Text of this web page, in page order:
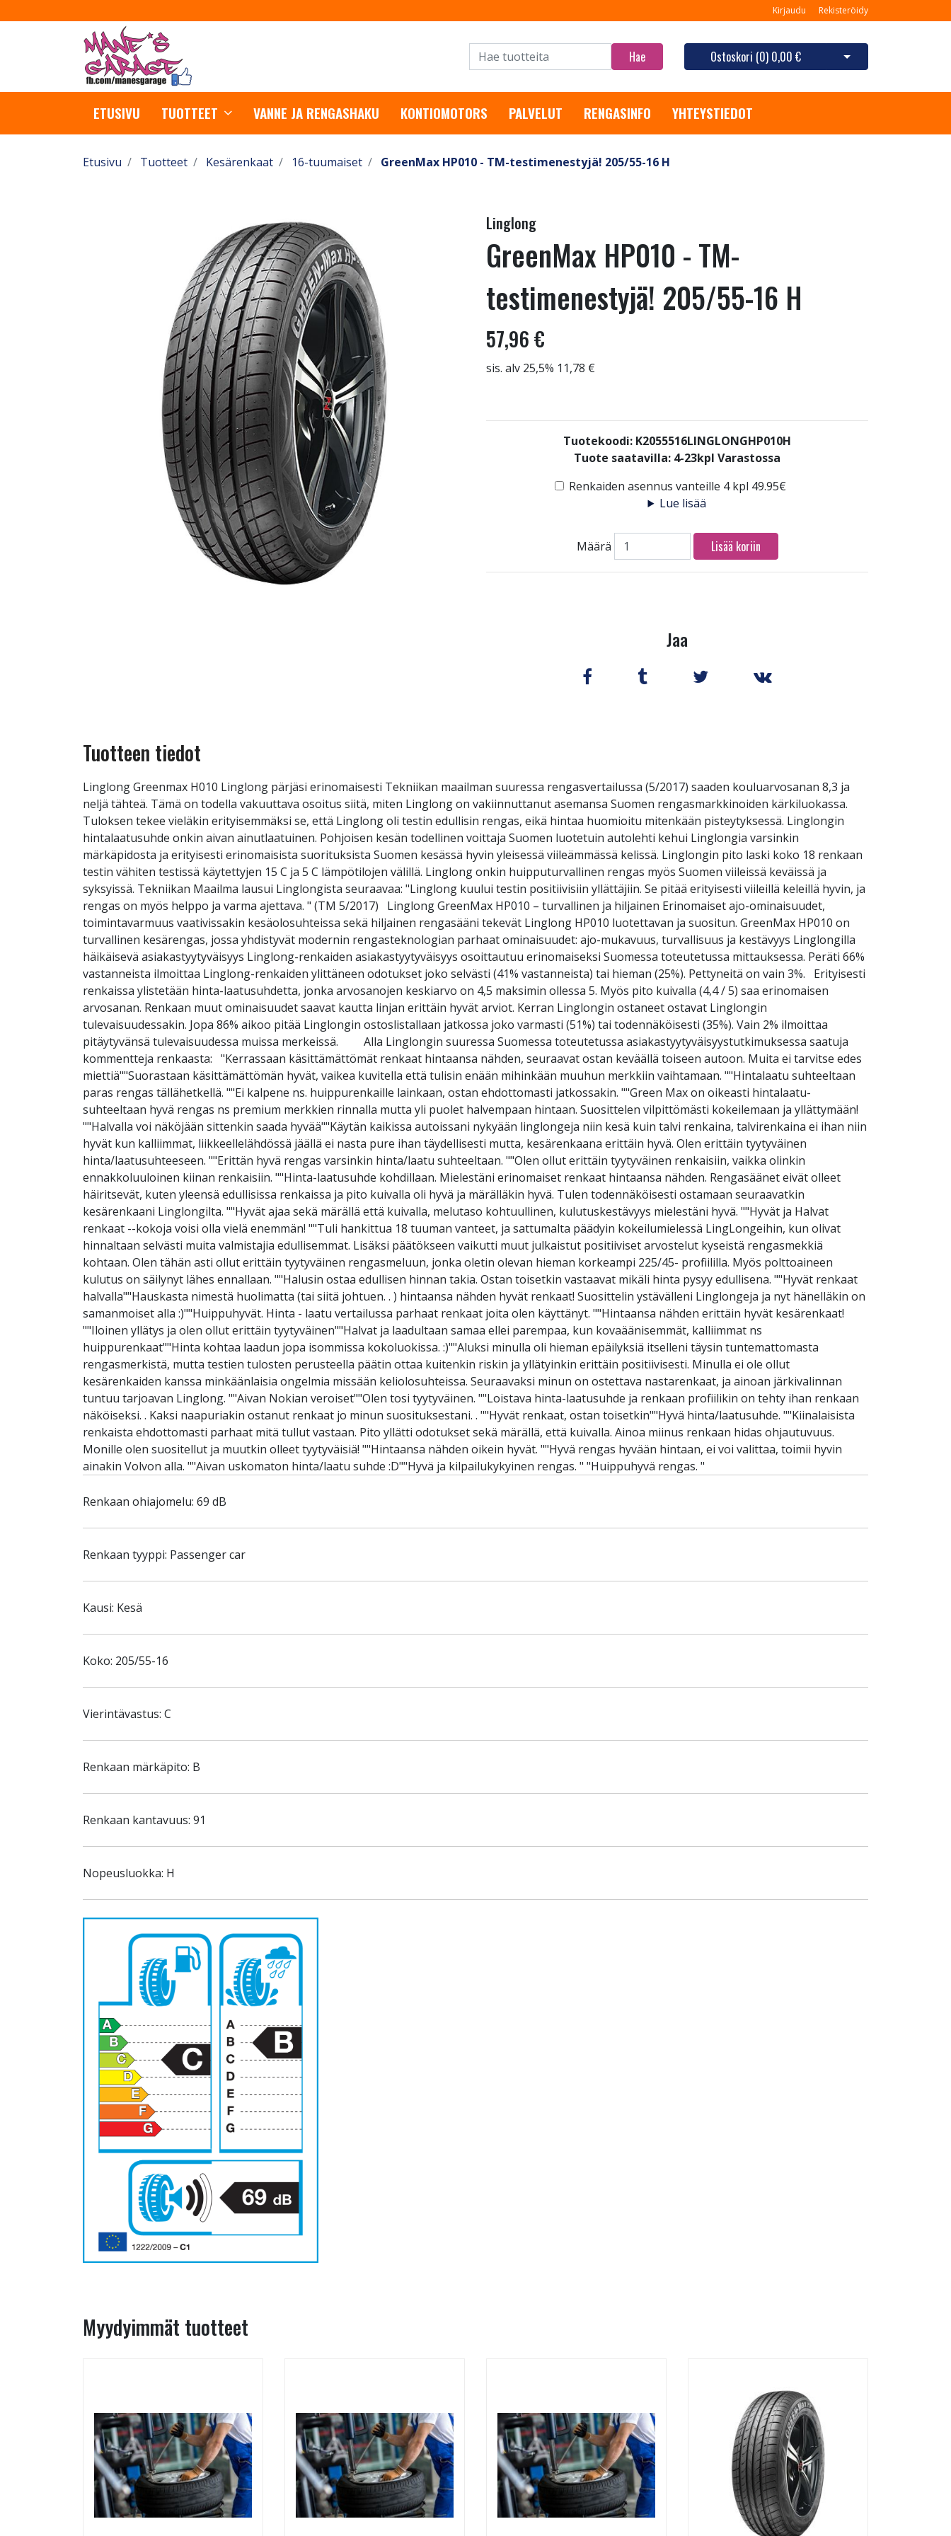
Kirjaudu Rekisteröidy
Hae Ostoskori (0) 0,00 € Avaa ostoskori
ETUSIVU TUOTTEET VANNE JA RENGASHAKU KONTIOMOTORS PALVELUT RENGASINFO YHTEYSTIEDOT
Etusivu Tuotteet Kesärenkaat 16-tuumaiset GreenMax HP010 - TM-testimenestyjä! 205/55-16 H
Linglong
GreenMax HP010 - TM-
testimenestyjä! 205/55-16 H
57,96 €
sis. alv 25,5% 11,78 €
Tuotekoodi: K2055516LINGLONGHP010H
Tuote saatavilla: 4-23kpl Varastossa
Renkaiden asennus vanteille 4 kpl 49.95€
Lue lisää
Määrä Lisää koriin
Jaa
Tuotteen tiedot
Linglong Greenmax H010 Linglong pärjäsi erinomaisesti Tekniikan maailman suuressa rengasvertailussa (5/2017) saaden kouluarvosanan 8,3 ja
neljä tähteä. Tämä on todella vakuuttava osoitus siitä, miten Linglong on vakiinnuttanut asemansa Suomen rengasmarkkinoiden kärkiluokassa.
Tuloksen tekee vieläkin erityisemmäksi se, että Linglong oli testin edullisin rengas, eikä hintaa huomioitu mitenkään pisteytyksessä. Linglongin
hintalaatusuhde onkin aivan ainutlaatuinen. Pohjoisen kesän todellinen voittaja Suomen luotetuin autolehti kehui Linglongia varsinkin
märkäpidosta ja erityisesti erinomaisista suorituksista Suomen kesässä hyvin yleisessä viileämmässä kelissä. Linglongin pito laski koko 18 renkaan
testin vähiten testissä käytettyjen 15 C ja 5 C lämpötilojen välillä. Linglong onkin huipputurvallinen rengas myös Suomen viileissä keväissä ja
syksyissä. Tekniikan Maailma lausui Linglongista seuraavaa: "Linglong kuului testin positiivisiin yllättäjiin. Se pitää erityisesti viileillä keleillä hyvin, ja
rengas on myös helppo ja varma ajettava. " (TM 5/2017) Linglong GreenMax HP010 – turvallinen ja hiljainen Erinomaiset ajo-ominaisuudet,
toimintavarmuus vaativissakin kesäolosuhteissa sekä hiljainen rengasääni tekevät Linglong HP010 luotettavan ja suositun. GreenMax HP010 on
turvallinen kesärengas, jossa yhdistyvät modernin rengasteknologian parhaat ominaisuudet: ajo-mukavuus, turvallisuus ja kestävyys Linglongilla
häikäisevä asiakastyytyväisyys Linglong-renkaiden asiakastyytyväisyys osoittautuu erinomaiseksi Suomessa toteutetussa mittauksessa. Peräti 66%
vastanneista ilmoittaa Linglong-renkaiden ylittäneen odotukset joko selvästi (41% vastanneista) tai hieman (25%). Pettyneitä on vain 3%. Erityisesti
renkaissa ylistetään hinta-laatusuhdetta, jonka arvosanojen keskiarvo on 4,5 maksimin ollessa 5. Myös pito kuivalla (4,4 / 5) saa erinomaisen
arvosanan. Renkaan muut ominaisuudet saavat kautta linjan erittäin hyvät arviot. Kerran Linglongin ostaneet ostavat Linglongin
tulevaisuudessakin. Jopa 86% aikoo pitää Linglongin ostoslistallaan jatkossa joko varmasti (51%) tai todennäköisesti (35%). Vain 2% ilmoittaa
pitäytyvänsä tulevaisuudessa muissa merkeissä. Alla Linglongin suuressa Suomessa toteutetussa asiakastyytyväisyystutkimuksessa saatuja
kommentteja renkaasta: "Kerrassaan käsittämättömät renkaat hintaansa nähden, seuraavat ostan keväällä toiseen autoon. Muita ei tarvitse edes
miettiä""Suorastaan käsittämättömän hyvät, vaikea kuvitella että tulisin enään mihinkään muuhun merkkiin vaihtamaan. ""Hintalaatu suhteeltaan
paras rengas tällähetkellä. ""Ei kalpene ns. huippurenkaille lainkaan, ostan ehdottomasti jatkossakin. ""Green Max on oikeasti hintalaatu-
suhteeltaan hyvä rengas ns premium merkkien rinnalla mutta yli puolet halvempaan hintaan. Suosittelen vilpittömästi kokeilemaan ja yllättymään!
""Halvalla voi näköjään sittenkin saada hyvää""Käytän kaikissa autoissani nykyään linglongeja niin kesä kuin talvi renkaina, talvirenkaina ei ihan niin
hyvät kun kalliimmat, liikkeellelähdössä jäällä ei nasta pure ihan täydellisesti mutta, kesärenkaana erittäin hyvä. Olen erittäin tyytyväinen
hinta/laatusuhteeseen. ""Erittän hyvä rengas varsinkin hinta/laatu suhteeltaan. ""Olen ollut erittäin tyytyväinen renkaisiin, vaikka olinkin
ennakkoluuloinen kiinan renkaisiin. ""Hinta-laatusuhde kohdillaan. Mielestäni erinomaiset renkaat hintaansa nähden. Rengasäänet eivät olleet
häiritsevät, kuten yleensä edullisissa renkaissa ja pito kuivalla oli hyvä ja märälläkin hyvä. Tulen todennäköisesti ostamaan seuraavatkin
kesärenkaani Linglongilta. ""Hyvät ajaa sekä märällä että kuivalla, melutaso kohtuullinen, kulutuskestävyys mielestäni hyvä. ""Hyvät ja Halvat
renkaat --kokoja voisi olla vielä enemmän! ""Tuli hankittua 18 tuuman vanteet, ja sattumalta päädyin kokeilumielessä LingLongeihin, kun olivat
hinnaltaan selvästi muita valmistajia edullisemmat. Lisäksi päätökseen vaikutti muut julkaistut positiiviset arvostelut kyseistä rengasmekkiä
kohtaan. Olen tähän asti ollut erittäin tyytyväinen rengasmeluun, jonka oletin olevan hieman korkeampi 225/45- profiililla. Myös polttoaineen
kulutus on säilynyt lähes ennallaan. ""Halusin ostaa edullisen hinnan takia. Ostan toisetkin vastaavat mikäli hinta pysyy edullisena. ""Hyvät renkaat
halvalla""Hauskasta nimestä huolimatta (tai siitä johtuen. . ) hintaansa nähden hyvät renkaat! Suosittelin ystävälleni Linglongeja ja nyt hänelläkin on
samanmoiset alla :)""Huippuhyvät. Hinta - laatu vertailussa parhaat renkaat joita olen käyttänyt. ""Hintaansa nähden erittäin hyvät kesärenkaat!
""Iloinen yllätys ja olen ollut erittäin tyytyväinen""Halvat ja laadultaan samaa ellei parempaa, kun kovaäänisemmät, kalliimmat ns
huippurenkaat""Hinta kohtaa laadun jopa isommissa kokoluokissa. :)""Aluksi minulla oli hieman epäilyksiä itselleni täysin tuntemattomasta
rengasmerkistä, mutta testien tulosten perusteella päätin ottaa kuitenkin riskin ja yllätyinkin erittäin positiivisesti. Minulla ei ole ollut
kesärenkaiden kanssa minkäänlaisia ongelmia missään keliolosuhteissa. Seuraavaksi minun on ostettava nastarenkaat, ja ainoan järkivalinnan
tuntuu tarjoavan Linglong. ""Aivan Nokian veroiset""Olen tosi tyytyväinen. ""Loistava hinta-laatusuhde ja renkaan profiilikin on tehty ihan renkaan
näköiseksi. . Kaksi naapuriakin ostanut renkaat jo minun suosituksestani. . ""Hyvät renkaat, ostan toisetkin""Hyvä hinta/laatusuhde. ""Kiinalaisista
renkaista ehdottomasti parhaat mitä tullut vastaan. Pito yllätti odotukset sekä märällä, että kuivalla. Ainoa miinus renkaan hidas ohjautuvuus.
Monille olen suositellut ja muutkin olleet tyytyväisiä! ""Hintaansa nähden oikein hyvät. ""Hyvä rengas hyvään hintaan, ei voi valittaa, toimii hyvin
ainakin Volvon alla. ""Aivan uskomaton hinta/laatu suhde :D""Hyvä ja kilpailukykyinen rengas. " "Huippuhyvä rengas. "
Renkaan ohiajomelu: 69 dB
Renkaan tyyppi: Passenger car
Kausi: Kesä
Koko: 205/55-16
Vierintävastus: C
Renkaan märkäpito: B
Renkaan kantavuus: 91
Nopeusluokka: H
Myydyimmät tuotteet